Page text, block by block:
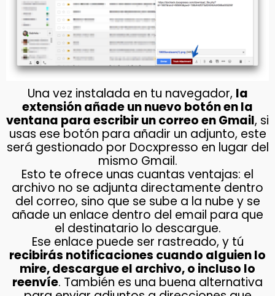
Una vez instalada en tu navegador, la
extensión añade un nuevo botón en la
ventana para escribir un correo en Gmail, si
usas ese botón para añadir un adjunto, este
será gestionado por Docxpresso en lugar del
mismo Gmail.
Esto te ofrece unas cuantas ventajas: el
archivo no se adjunta directamente dentro
del correo, sino que se sube a la nube y se
añade un enlace dentro del email para que
el destinatario lo descargue.
Ese enlace puede ser rastreado, y tú
recibirás notificaciones cuando alguien lo
mire, descargue el archivo, o incluso lo
reenvíe. También es una buena alternativa